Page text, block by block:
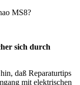
MS8?
sich durch
daß Reparaturtips
mit elektrischen